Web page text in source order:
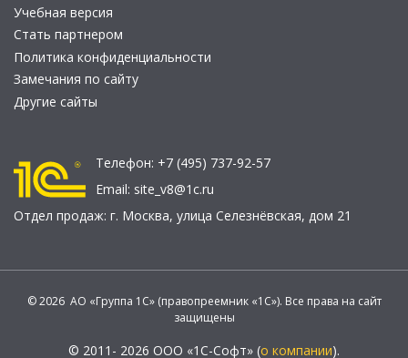
Учебная версия
Стать партнером
Политика конфиденциальности
Замечания по сайту
Другие сайты
Телефон: +7 (495) 737-92-57
Email: site_v8@1c.ru
Отдел продаж: г. Москва, улица Селезнёвская, дом 21
© 2026 АО «Группа 1С» (правопреемник «1С»). Все права на сайт
защищены
© 2011- 2026 ООО «1С-Софт» (о компании).